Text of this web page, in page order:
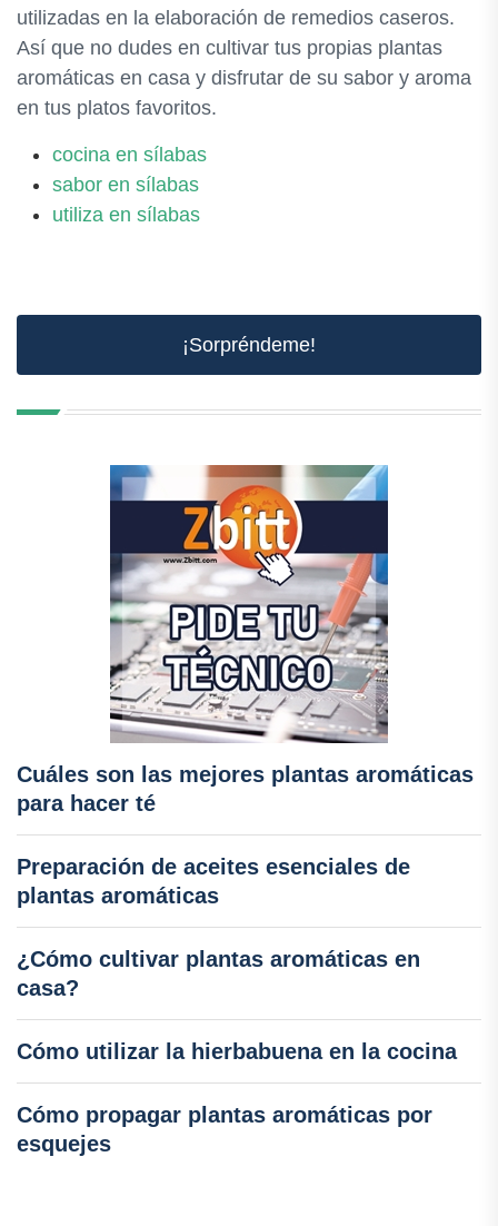
utilizadas en la elaboración de remedios caseros.
Así que no dudes en cultivar tus propias plantas
aromáticas en casa y disfrutar de su sabor y aroma
en tus platos favoritos.
cocina en sílabas
sabor en sílabas
utiliza en sílabas
¡Sorpréndeme!
Cuáles son las mejores plantas aromáticas
para hacer té
Preparación de aceites esenciales de
plantas aromáticas
¿Cómo cultivar plantas aromáticas en
casa?
Cómo utilizar la hierbabuena en la cocina
Cómo propagar plantas aromáticas por
esquejes